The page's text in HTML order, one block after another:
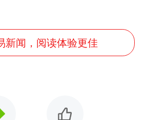
新闻，阅读体验更佳